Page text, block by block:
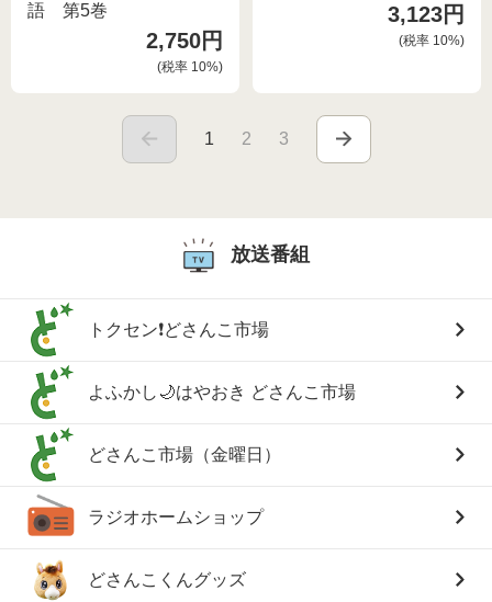
語 第5巻
2,750円
(税率 10%)
3,123円
(税率 10%)
1 2 3
放送番組
トクセン❗どさんこ市場
よふかし🌙はやおき どさんこ市場
どさんこ市場（金曜日）
ラジオホームショップ
どさんこくんグッズ